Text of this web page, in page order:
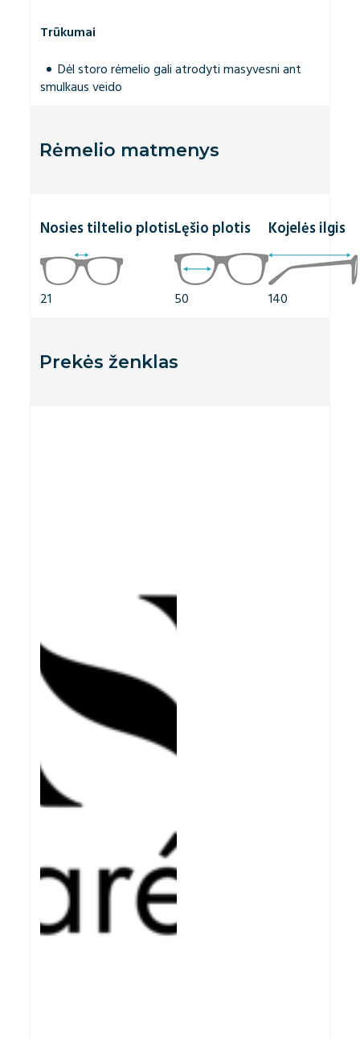
Trūkumai
Dėl storo rėmelio gali atrodyti masyvesni ant
smulkaus veido
Rėmelio matmenys
Nosies tiltelio plotis
21
Lęšio plotis
50
Kojelės ilgis
140
Prekės ženklas